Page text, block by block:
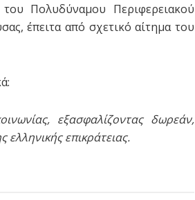
Πολυδύναμου Περιφερειακού
έπειτα από σχετικό αίτημα του
εξασφαλίζοντας δωρεάν,
ελληνικής επικράτειας.